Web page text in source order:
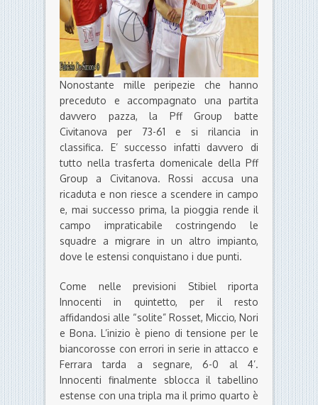
Nonostante mille peripezie che hanno
preceduto e accompagnato una partita
davvero pazza, la Pff Group batte
Civitanova per 73-61 e si rilancia in
classifica. E’ successo infatti davvero di
tutto nella trasferta domenicale della Pff
Group a Civitanova. Rossi accusa una
ricaduta e non riesce a scendere in campo
e, mai successo prima, la pioggia rende il
campo impraticabile costringendo le
squadre a migrare in un altro impianto,
dove le estensi conquistano i due punti.
Come nelle previsioni Stibiel riporta
Innocenti in quintetto, per il resto
affidandosi alle “solite” Rosset, Miccio, Nori
e Bona. L’inizio è pieno di tensione per le
biancorosse con errori in serie in attacco e
Ferrara tarda a segnare, 6-0 al 4’.
Innocenti finalmente sblocca il tabellino
estense con una tripla ma il primo quarto è